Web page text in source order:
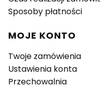
Sposoby płatności
MOJE KONTO
Twoje zamówienia
Ustawienia konta
Przechowalnia